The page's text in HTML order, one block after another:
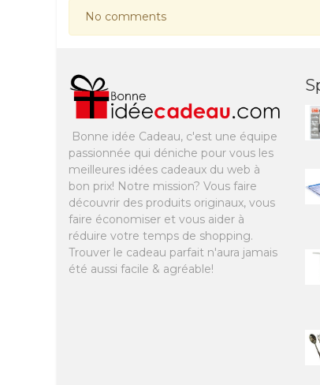
No comments
Bonne idée Cadeau, c'est une équipe
passionnée qui déniche pour vous les
meilleures idées cadeaux du web à
bon prix! Notre mission? Vous faire
découvrir des produits originaux, vous
faire économiser et vous aider à
réduire votre temps de shopping.
Trouver le cadeau parfait n'aura jamais
été aussi facile & agréable!